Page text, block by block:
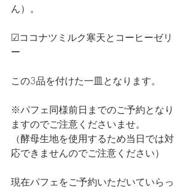
ん）。
☑ココナツミルク寒天とコーヒーゼリ
ー
この3品を付けた一皿となります。
※パフェ同様前日までのご予約となり
ますのでご注意くださいませ。
（酵母生地を使用するため当日では対
応できませんのでご注意ください）
現在パフェをご予約いただいていらっ